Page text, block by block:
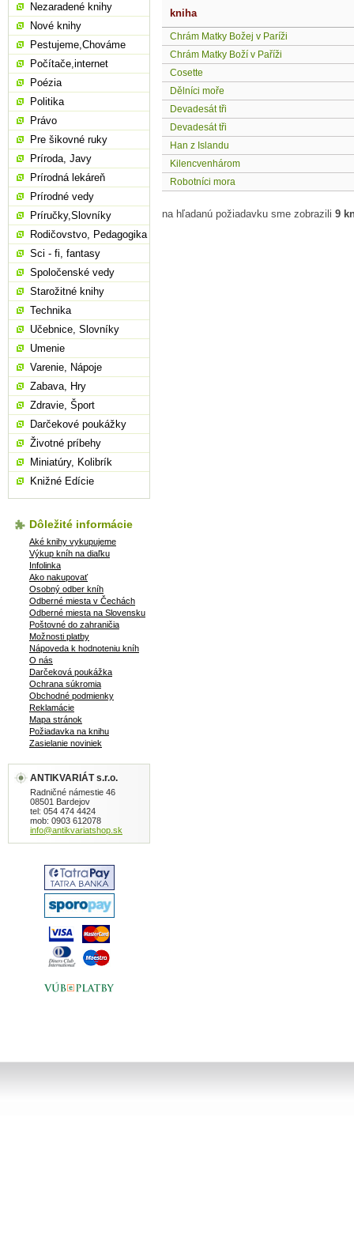
kniha
Chrám Matky Božej v Paríži
Chrám Matky Boží v Paříži
Cosette
Dělníci moře
Devadesát tři
Devadesát tři
Han z Islandu
Kilencvenhárom
Robotníci mora
na hľadanú požiadavku sme zobrazili 9
Nezaradené knihy
Nové knihy
Pestujeme,Chováme
Počítače,internet
Poézia
Politika
Právo
Pre šikovné ruky
Príroda, Javy
Prírodná lekáreň
Prírodné vedy
Príručky,Slovníky
Rodičovstvo, Pedagogika
Sci - fi, fantasy
Spoločenské vedy
Starožitné knihy
Technika
Učebnice, Slovníky
Umenie
Varenie, Nápoje
Zabava, Hry
Zdravie, Šport
Darčekové poukážky
Životné príbehy
Miniatúry, Kolibrík
Knižné Edície
Dôležité informácie
Aké knihy vykupujeme
Výkup kníh na diaľku
Infolinka
Ako nakupovať
Osobný odber kníh
Odberné miesta v Čechách
Odberné miesta na Slovensku
Poštovné do zahraničia
Možnosti platby
Nápoveda k hodnoteniu kníh
O nás
Darčeková poukážka
Ochrana súkromia
Obchodné podmienky
Reklamácie
Mapa stránok
Požiadavka na knihu
Zasielanie noviniek
ANTIKVARIÁT s.r.o.
Radničné námestie 46
08501 Bardejov
tel: 054 474 4424
mob: 0903 612078
info@antikvariatshop.sk